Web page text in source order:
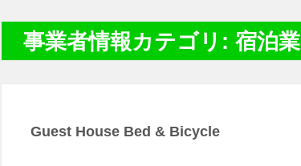
事業者情報カテゴリ: 宿泊業
Guest House Bed & Bicycle